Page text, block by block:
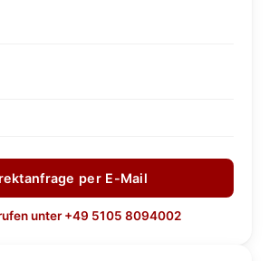
per E-Mail
unter +49 5105 8094002